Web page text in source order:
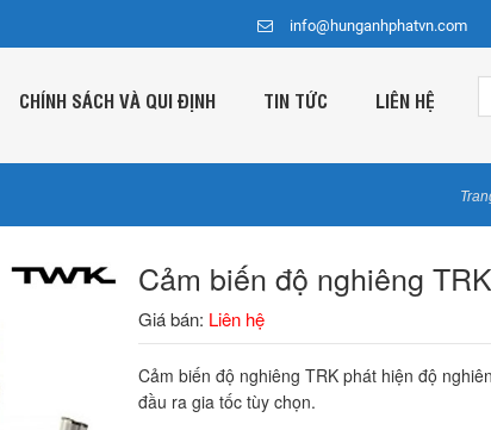
info@hunganhphatvn.com
CHÍNH SÁCH VÀ QUI ĐỊNH TIN TỨC LIÊN HỆ
Cảm biến độ nghiêng TRK
Giá bán: Liên hệ
Cảm biến độ nghiêng TRK phát hiện độ
đầu ra gia tốc tùy chọn.